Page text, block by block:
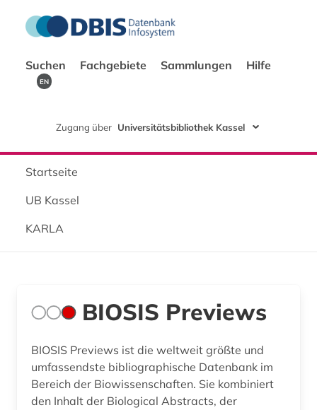
Suchen Fachgebiete Sammlungen Hilfe
EN
Zugang über Universitätsbibliothek Kassel
Startseite
UB Kassel
KARLA
BIOSIS Previews
BIOSIS Previews ist die weltweit größte und
umfassendste bibliographische Datenbank im
Bereich der Biowissenschaften. Sie kombiniert
den Inhalt der Biological Abstracts, der